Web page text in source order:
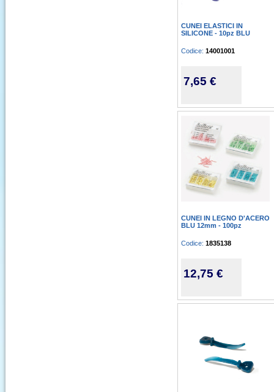
CUNEI ELASTICI IN
SILICONE - 10pz BLU
Codice: 14001001
7,65 €
CUNEI IN LEGNO D'ACERO
BLU 12mm - 100pz
Codice: 1835138
12,75 €